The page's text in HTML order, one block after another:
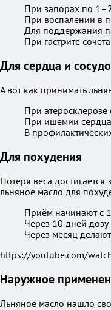
При запорах по
При воспалении в
Для поддержания
При гастрите
Для сердца и
А вот как принимать
При атеросклерозе
При ишемии
В
Для похудения
Потеря веса
льняное масло для
Приём начинают с
Через 10 дней
Через месяц
https://youtube.com/
Наружное
Льняное масло нашло